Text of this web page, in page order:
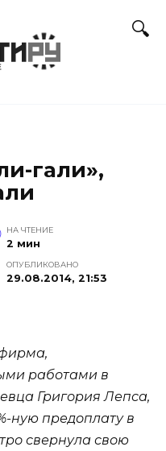
гали»,
НА ЧТЕНИЕ
2 мин
ОПУБЛИКОВАНО
29.08.2014, 21:53
работами в
Григория Лепса,
ную предоплату в
свернула свою